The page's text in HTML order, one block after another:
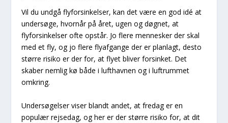
Vil du undgå flyforsinkelser, kan det være en god idé at
undersøge, hvornår på året, ugen og døgnet, at
flyforsinkelser ofte opstår. Jo flere mennesker der skal
med et fly, og jo flere flyafgange der er planlagt, desto
større risiko er der for, at flyet bliver forsinket. Det
skaber nemlig kø både i lufthavnen og i luftrummet
omkring.
Undersøgelser viser blandt andet, at fredag er en
populær rejsedag, og her er der større risiko for, at dit